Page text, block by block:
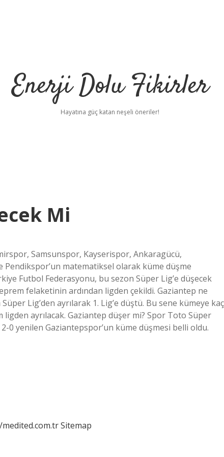
Enerji Dolu Fikirler
Hayatına güç katan neşeli öneriler!
Mi
Samsunspor, Kayserispor, Ankaragücü,
matematiksel olarak küme düşme
Futbol Federasyonu, bu sezon Süper Lig’e düşecek
felaketinin ardından ligden çekildi. Gaziantep ne
Lig’den ayrılarak 1. Lig’e düştü. Bu sene kümeye kaç
ayrılacak. Gaziantep düşer mi? Spor Toto Süper
0 yenilen Gaziantepspor’un küme düşmesi belli oldu.
Sitemap